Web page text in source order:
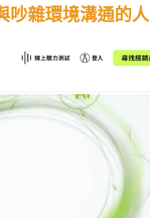
吵雜環境溝通的人